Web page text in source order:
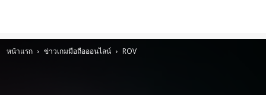
หน้าแรก ข่าวเกมมือถือออนไลน์ ROV